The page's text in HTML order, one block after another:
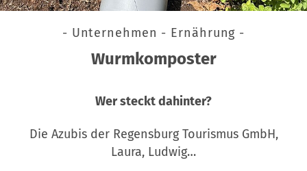
- Unternehmen - Ernährung -
Wurmkomposter
Wer steckt dahinter?
Die Azubis der Regensburg Tourismus GmbH,
Laura, Ludwig…